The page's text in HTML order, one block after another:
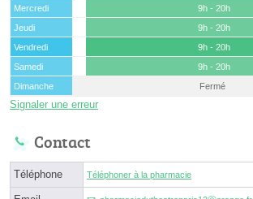
Mercredi
9h - 20h
Jeudi
9h - 20h
Vendredi
9h - 20h
Samedi
9h - 20h
Dimanche
Fermé
Signaler une erreur
Contact
Téléphone Téléphoner à la pharmacie